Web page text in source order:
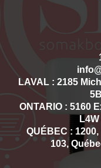
LAVAL : 2185
ONTARIO : 5160
QUÉBEC :
103,